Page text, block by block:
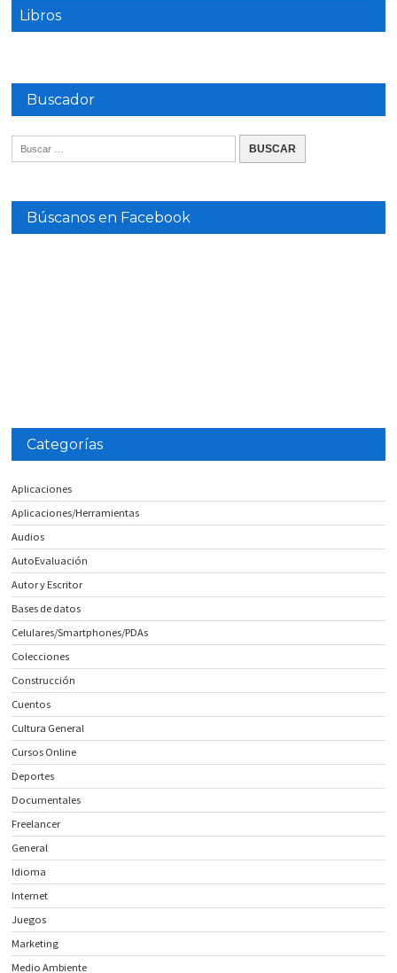
Libros
Buscador
Búscanos en Facebook
Categorías
Aplicaciones
Aplicaciones/Herramientas
Audios
AutoEvaluación
Autor y Escritor
Bases de datos
Celulares/Smartphones/PDAs
Colecciones
Construcción
Cuentos
Cultura General
Cursos Online
Deportes
Documentales
Freelancer
General
Idioma
Internet
Juegos
Marketing
Medio Ambiente